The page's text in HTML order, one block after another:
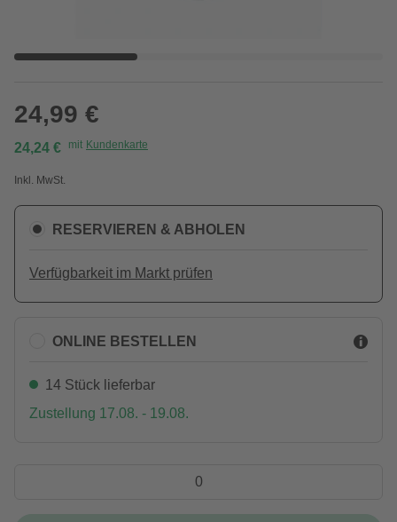
24,99 €
24,24 € mit Kundenkarte
Inkl. MwSt.
RESERVIEREN & ABHOLEN
Verfügbarkeit im Markt prüfen
ONLINE BESTELLEN
14 Stück lieferbar
Zustellung 17.08. - 19.08.